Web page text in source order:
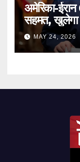
अमेरिका-
सहमत, खुलेगा
MAY 24, 2026